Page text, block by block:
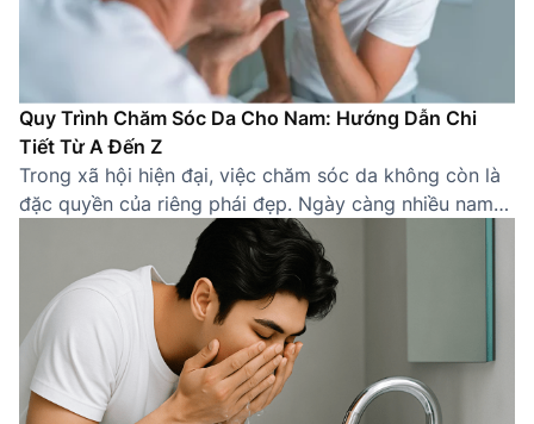
Quy Trình Chăm Sóc Da Cho Nam: Hướng Dẫn Chi
Tiết Từ A Đến Z
Trong xã hội hiện đại, việc chăm sóc da không còn là
đặc quyền của riêng phái đẹp. Ngày càng nhiều nam
giới nhận thức được tầm quan trọng của việc sở hữu
một làn da khỏe mạnh, sạch sẽ. Một quy trình chăm
sóc da cho nam đúng cách không chỉ giúp cải thiện
[…]